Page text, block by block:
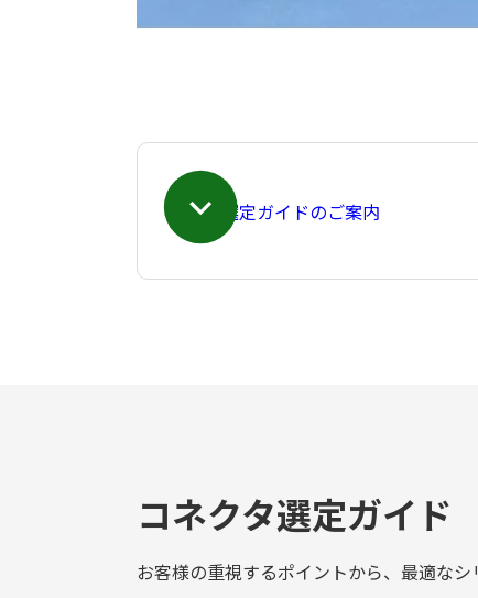
選定ガイドのご案内
コネクタ選定ガイド
お客様の重視するポイントから、最適なシ